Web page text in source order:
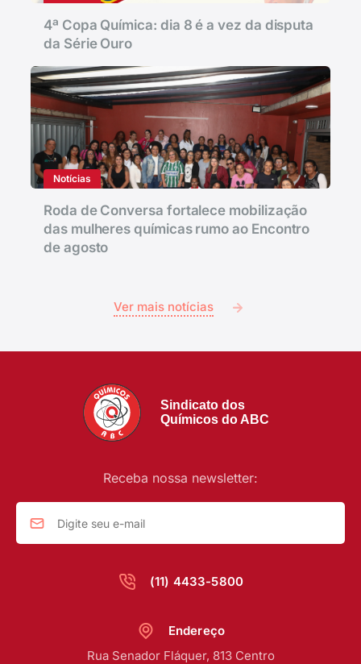
4ª Copa Química: dia 8 é a vez da disputa
da Série Ouro
Notícias
Roda de Conversa fortalece mobilização
das mulheres químicas rumo ao Encontro
de agosto
Ver mais notícias
Sindicato dos
Químicos do ABC
(11) 4433-5800
Receba nossa newsletter:
Endereço
Rua Senador Fláquer, 813 Centro